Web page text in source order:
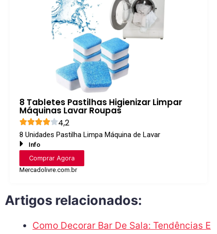
8 Tabletes Pastilhas Higienizar Limpar
Máquinas Lavar Roupas
4,2
8 Unidades Pastilha Limpa Máquina de Lavar
Info
Comprar Agora
Mercadolivre.com.br
Artigos relacionados:
Como Decorar Bar De Sala: Tendências E